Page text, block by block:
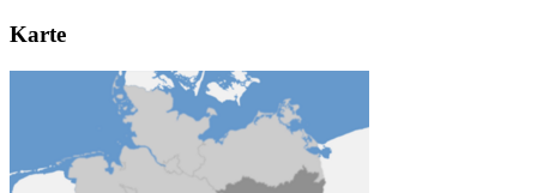
Karte